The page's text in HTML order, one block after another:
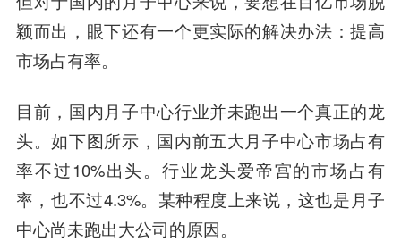
颖而出，眼下还有一个更实际的解决办法：提高
市场占有率。
目前，国内月子中心行业并未跑出一个真正的龙
头。如下图所示，国内前五大月子中心市场占有
率不过10%出头。行业龙头爱帝宫的市场占有
率，也不过4.3%。某种程度上来说，这也是月子
中心尚未跑出大公司的原因。